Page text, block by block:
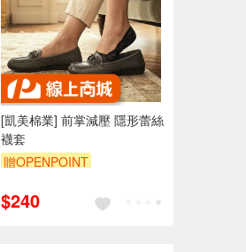
[凱美棉業] 前掌減壓 隱形蕾絲
襪套
贈OPENPOINT
$240